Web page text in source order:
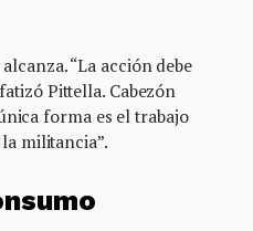
“La acción debe
Pittella. Cabezón
forma es el trabajo
militancia”.